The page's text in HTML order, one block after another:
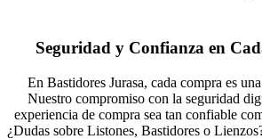
Seguridad y Confianza en
En Bastidores Jurasa, cada compra es
Nuestro compromiso con la seguridad
experiencia de compra sea tan confiable
¿Dudas sobre Listones, Bastidores o